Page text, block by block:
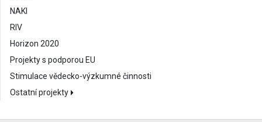
NAKI
RIV
Horizon 2020
Projekty s podporou EU
Stimulace vědecko-výzkumné činnosti
Ostatní projekty